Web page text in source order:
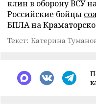
клин в оборону ВСУ
Российские бойцы
БПЛА на
Текст: Катерина